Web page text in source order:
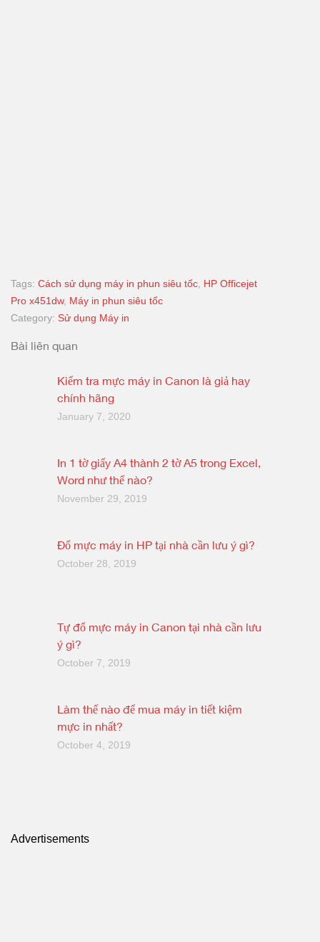
Tags: Cách sử dụng máy in phun siêu tốc HP Officejet
Pro x451dw, Máy in phun siêu tốc
Category: Sử dụng Máy in
Bài liên quan
Kiểm tra mực máy in Canon là giả hay
chính hãng
January 7, 2020
In 1 tờ giấy A4 thành 2 tờ A5 trong Excel,
Word như thế nào?
November 29, 2019
Đổ mực máy in HP tại nhà cần lưu ý gì?
October 28, 2019
Tự đổ mực máy in Canon tại nhà cần lưu
ý gì?
October 7, 2019
Làm thế nào để mua máy in tiết kiệm
mực in nhất?
October 4, 2019
Advertisements